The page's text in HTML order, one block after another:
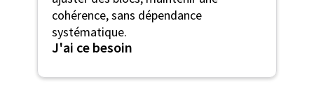
cohérence, sans dépendance
systématique.
J'ai ce besoin